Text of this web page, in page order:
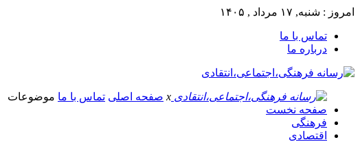
امروز : شنبه, ۱۷ مرداد , ۱۴۰۵
تماس با ما
درباره ما
x صفحه اصلی تماس با ما موضوعات
صفحه نخست
فرهنگی
اقتصادی